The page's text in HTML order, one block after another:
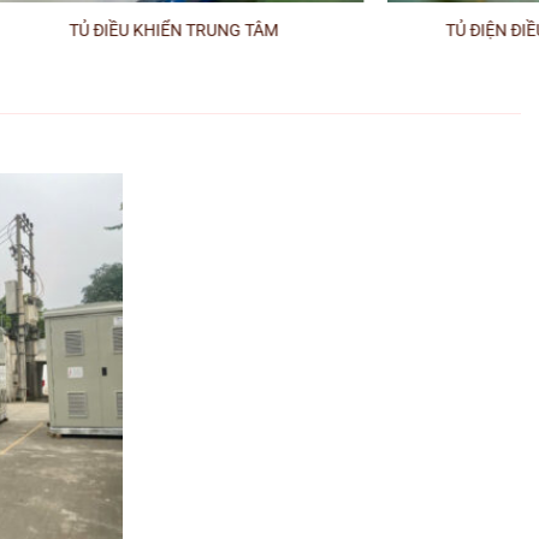
TỦ ĐIỆN NGOÀI TRỜI